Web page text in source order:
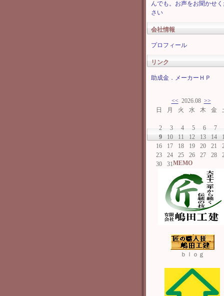
んでも。お声をお聞かせ
さい
会社情報
プロフィール
リンク
助成金．メーカーＨＰ
<< 2026.08 >>
日
2
9
16
23
30
月
3
10
17
24
31
火
4
11
18
25
水
5
12
19
26
木
6
13
20
27
金
7
14
21
28
MEMO
ｂｌｏｇ